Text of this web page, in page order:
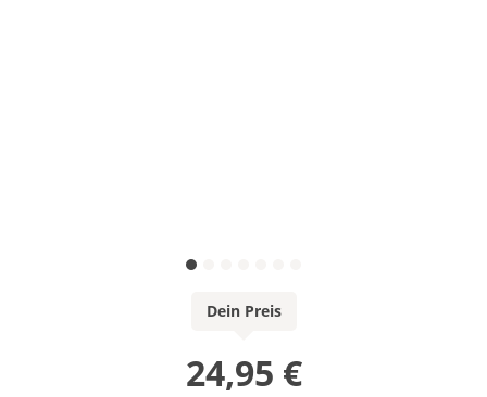
Dein Preis
24,95 €